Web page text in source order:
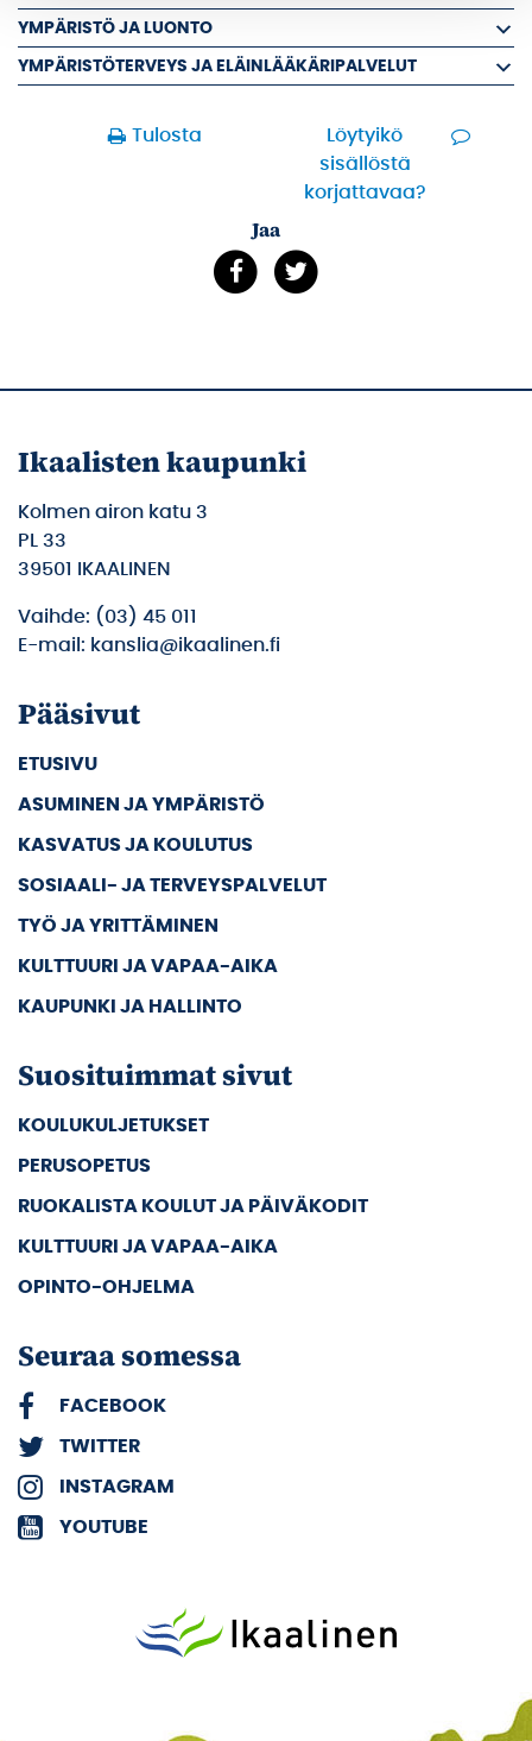
YMPÄRISTÖ JA LUONTO
YMPÄRISTÖTERVEYS JA ELÄINLÄÄKÄRIPALVELUT
Tulosta
Löytyikö
sisällöstä
korjattavaa?
Jaa
Ikaalisten kaupunki
Kolmen airon katu 3
PL 33
39501 IKAALINEN
Vaihde: (03) 45 011
E-mail: kanslia@ikaalinen.fi
Pääsivut
ETUSIVU
ASUMINEN JA YMPÄRISTÖ
KASVATUS JA KOULUTUS
SOSIAALI- JA TERVEYSPALVELUT
TYÖ JA YRITTÄMINEN
KULTTUURI JA VAPAA-AIKA
KAUPUNKI JA HALLINTO
Suosituimmat sivut
KOULUKULJETUKSET
PERUSOPETUS
RUOKALISTA KOULUT JA PÄIVÄKODIT
KULTTUURI JA VAPAA-AIKA
OPINTO-OHJELMA
Seuraa somessa
FACEBOOK
TWITTER
INSTAGRAM
YOUTUBE